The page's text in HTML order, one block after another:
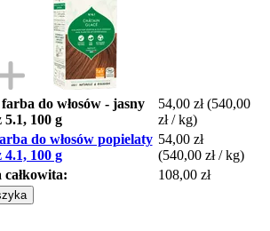
do włosów - jasny
5.1, 100 g
54,00 zł (540,00
zł / kg)
do włosów popielaty
4.1, 100 g
54,00 zł
(540,00 zł / kg)
całkowita:
108,00 zł